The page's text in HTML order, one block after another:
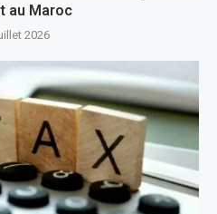
au Maroc
2026